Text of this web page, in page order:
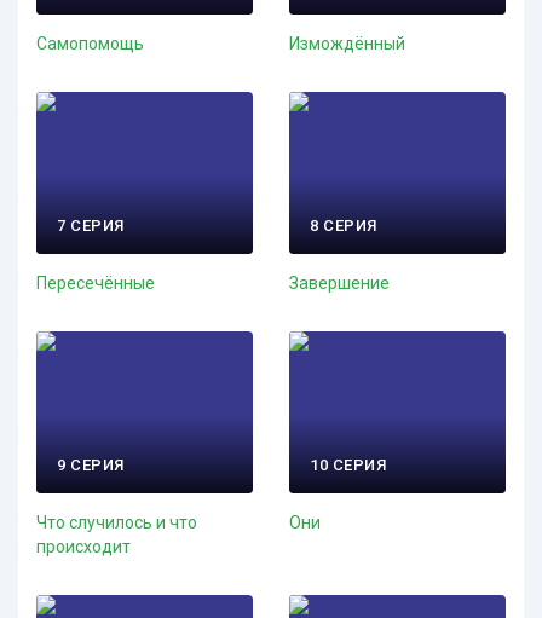
Самопомощь Измождённый
7 СЕРИЯ
Пересечённые
8 СЕРИЯ
Завершение
9 СЕРИЯ
Что случилось и что
происходит
10 СЕРИЯ
Они